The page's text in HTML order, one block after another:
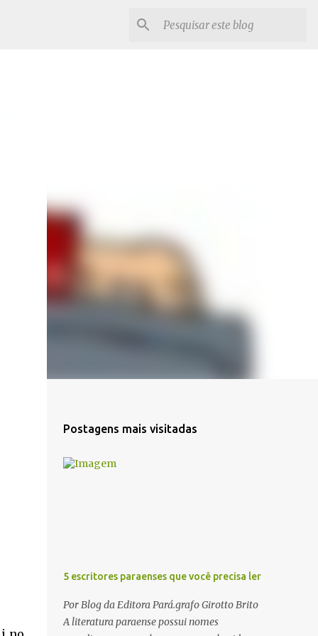
Postagens mais visitadas
5 escritores paraenses que você precisa ler
Por Blog da Editora Pará.grafo Girotto Brito
A literatura paraense possui nomes